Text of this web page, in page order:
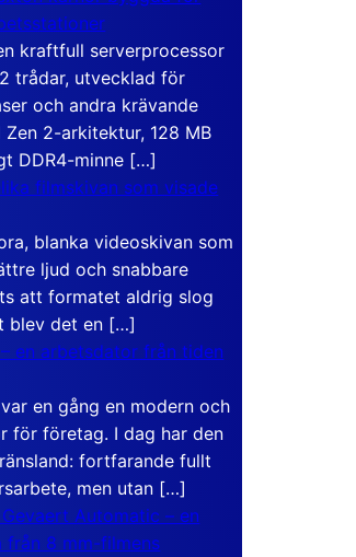
kraftfull serverprocessor
trådar, utvecklad för
och andra krävande
2-arkitektur, 128 MB
DDR4-minne […]
filmskivan som visade
blanka videoskivan som
ljud och snabbare
att formatet aldrig slog
blev det en […]
en arbetsdator från tiden
en gång en modern och
för företag. I dag har den
fortfarande fullt
men utan […]
Automatic – en
från 8 mm-filmens